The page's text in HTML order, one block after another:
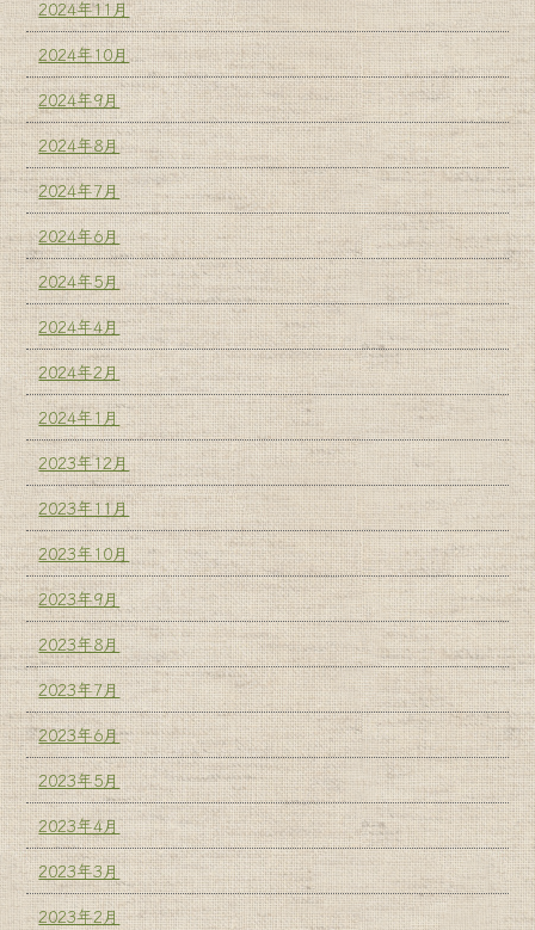
2024年11月
2024年10月
2024年9月
2024年8月
2024年7月
2024年6月
2024年5月
2024年4月
2024年2月
2024年1月
2023年12月
2023年11月
2023年10月
2023年9月
2023年8月
2023年7月
2023年6月
2023年5月
2023年4月
2023年3月
2023年2月